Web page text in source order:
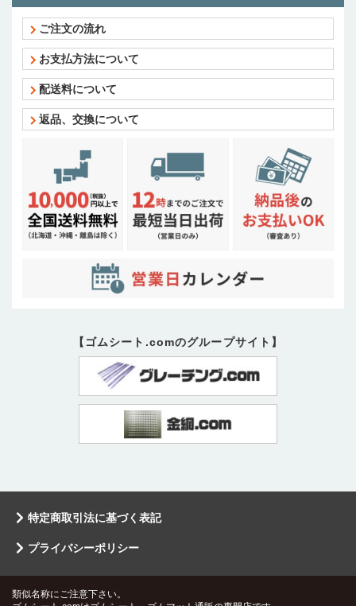
ご注文の流れ
お支払方法について
配送料について
返品、交換について
【ゴムシート.comのグループサイト】
特定商取引法に基づく表記
プライバシーポリシー
類似名称にご注意下さい。